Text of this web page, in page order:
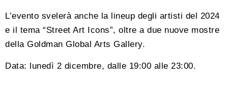
L’evento svelerà anche la lineup degli artisti del 2024
e il tema “Street Art Icons”, oltre a due nuove mostre
della Goldman Global Arts Gallery.
Data: lunedì 2 dicembre, dalle 19:00 alle 23:00.